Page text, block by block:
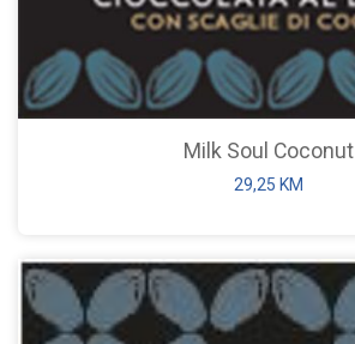
Milk Soul Coconut
29,25 KM